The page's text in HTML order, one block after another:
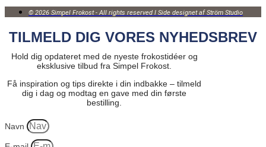
© 2026 Simpel Frokost - All rights reserved I Side designet af Ström Studio
TILMELD DIG VORES NYHEDSBREV
Hold dig opdateret med de nyeste frokostidéer og
eksklusive tilbud fra Simpel Frokost.
Få inspiration og tips direkte i din indbakke – tilmeld
dig i dag og modtag en gave med din første
bestilling.
Navn